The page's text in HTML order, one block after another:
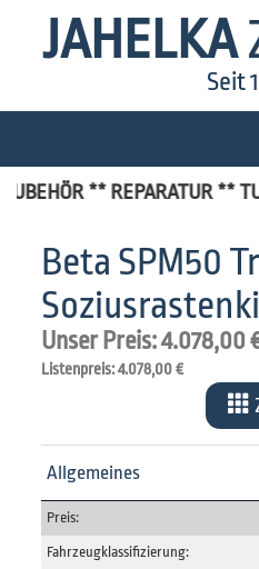
JAHELKA
Seit
** REPARATUR **
Beta SPM50
Unser Preis: 4.078,00
Listenpreis: 4.078,00 €
Allgemeines
Preis:
Fahrzeugklassifizierung: